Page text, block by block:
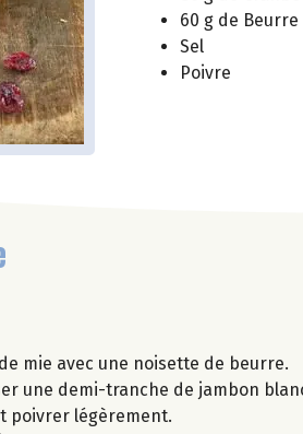
60 g de
Sel
Poivre
mie avec une noisette de beurre.
une demi-tranche de jambon
poivrer légèrement.